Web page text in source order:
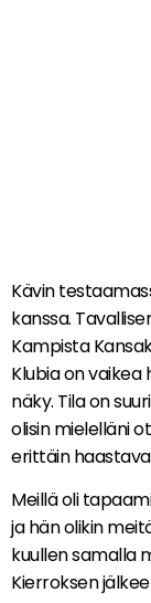
Kävin
kanssa.
Kampista
Klubia on
näky. Tila on
olisin mielelläni
erittäin
Meillä oli
ja hän olikin
kuullen samalla
Kierroksen